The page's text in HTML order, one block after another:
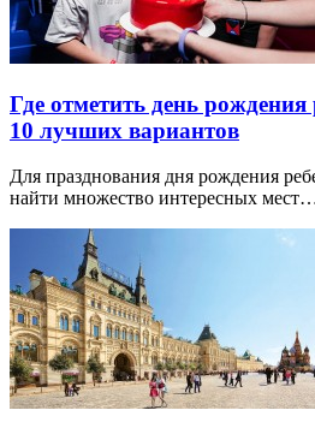
Где отметить день
10 лучших вариантов
Для празднования дня рождения
найти множество интересных